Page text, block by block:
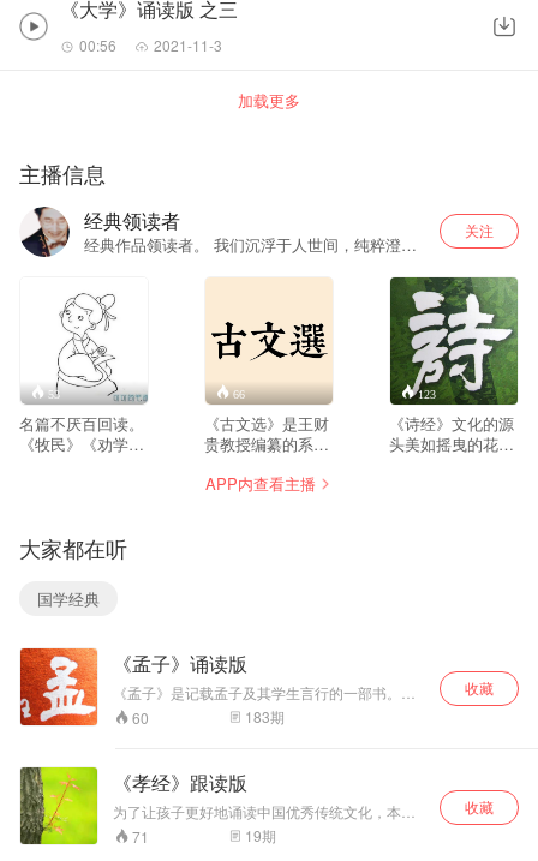
《大学》诵读版 之三
00:56 2021-11-3
加载更多
主播信息
经典领读者
经典作品领读者。 我们沉浮于人世间，纯粹澄澈
垢就会渐渐散去，光明自然彰显。
关注
53
名篇不厌百回读。
《牧民》《劝学》
然风采斐然，熠熠
生辉。这样的好文
章值得读。跟读能
正字音，找准节
的经典学习打开方
式。
66
《古文选》是王财
贵教授编纂的系列
部，其中有《牧
123
《诗经》文化的源
头美如摇曳的花朵
期约五百年间的社
会面貌。 孔子曾概
括《诗经》宗旨
标准。先秦诸子
中，引用《诗经》
者颇多，如孟子、
APP内查看主播
大家都在听
国学经典
《孟子》诵读版
《孟子》是记载孟子及其学生言行的一部书。孟
子是战国中期邹国（今山东邹城人），离孔子的
故乡曲阜不远。是著名的思想家、政治家、教育
曰：“孟子有功于圣门，不可胜言。仲尼只说一个
仁字，孟子开口便说仁义。仲尼只说一个志，孟
子便说许多养气出来。只此二字，其功甚多。 孟
子性善、养气之论，皆前圣所未发，是对儒家乃
至中国优秀文化的重大贡献，居功至伟。 《孟
60 183期
收藏
《孝经》跟读版
为了让孩子更好地诵读中国优秀传统文化，本专
辑特别设计了 跟读 环节，每句话后，都预留了跟
读时间，方便孩子跟读学习。 学习中文的外国朋
71 19期
收藏